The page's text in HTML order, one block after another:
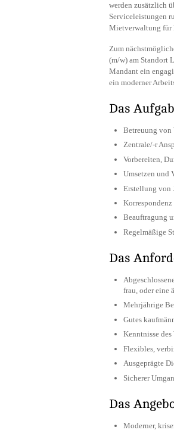
werden zusätzlich
Serviceleistungen
Mietverwaltung für
Zum
(m/w) am Standort
Mandant ein
ein moderner
Das
Betreuung von
Zentrale/-r
Vorbereiten,
Umsetzen und
Erstellung von
Beauftragung
Regelmäßige
Das
frau, oder eine
Mehrjährige
Gutes
Kenntnisse
Flexibles,
Ausgeprägte
Sicherer
Das
Moderner,